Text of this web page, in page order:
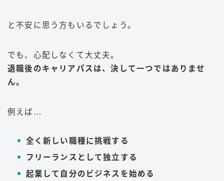
と不安に思う方もいるでしょう。
でも、心配しなくて大丈夫。
退職後のキャリアパスは、決して一つではありませ
ん。
例えば…
全く新しい職種に挑戦する
フリーランスとして独立する
起業して自分のビジネスを始める